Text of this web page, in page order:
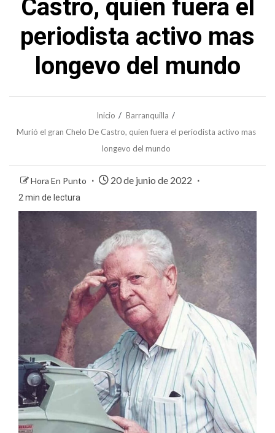
Castro, quien fuera el
periodista activo mas
longevo del mundo
Inicio
Barranquilla
Murió el gran Chelo De Castro, quien fuera el periodista activo mas
longevo del mundo
Hora En Punto 20 de junio de 2022
2 min de lectura